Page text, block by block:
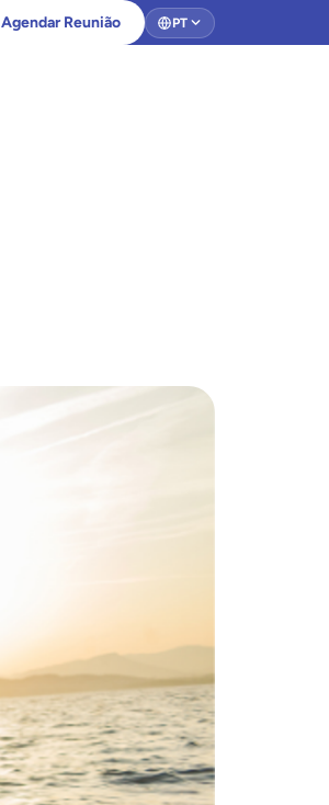
Agendar Reunião PT